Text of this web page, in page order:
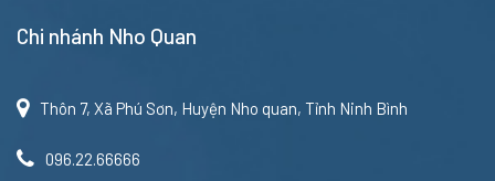
Chi nhánh Nho Quan
Thôn 7, Xã Phú Sơn, Huyện Nho quan, Tỉnh Ninh Bình
096.22.66666